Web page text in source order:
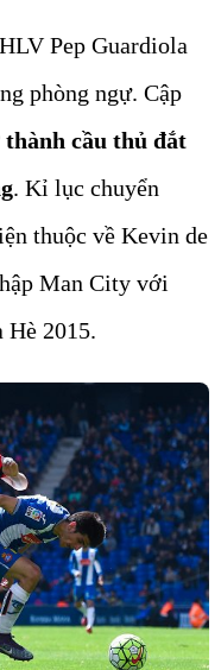
Pep Guardiola
phòng ngự. Cập
cầu thủ đắt
. Kỉ lục chuyển
thuộc về Kevin de
Man City với
Hè 2015.